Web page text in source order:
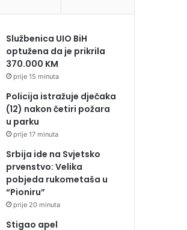
Službenica UIO BiH
optužena da je prikrila
370.000 KM
prije 15 minuta
Policija istražuje dječaka
(12) nakon četiri požara
u parku
prije 17 minuta
Srbija ide na Svjetsko
prvenstvo: Velika
pobjeda rukometaša u
“Pioniru”
prije 20 minuta
Stigao apel